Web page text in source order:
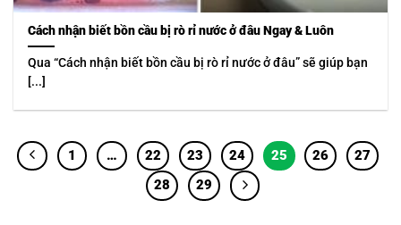
Cách nhận biết bồn cầu bị rò rỉ nước ở đâu Ngay & Luôn
Qua “Cách nhận biết bồn cầu bị rò rỉ nước ở đâu” sẽ giúp bạn
[...]
1 … 22 23 24 25 26
27
28
29